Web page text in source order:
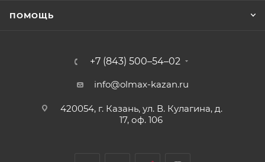
ПОМОЩЬ
+7 (843) 500–54–02
info@olmax-kazan.ru
420054, г. Казань, ул. В. Кулагина, д.
17, оф. 106